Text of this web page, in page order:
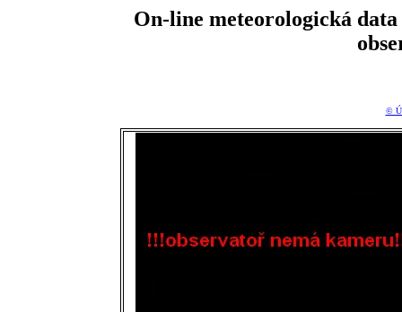
On-line meteorologická
©